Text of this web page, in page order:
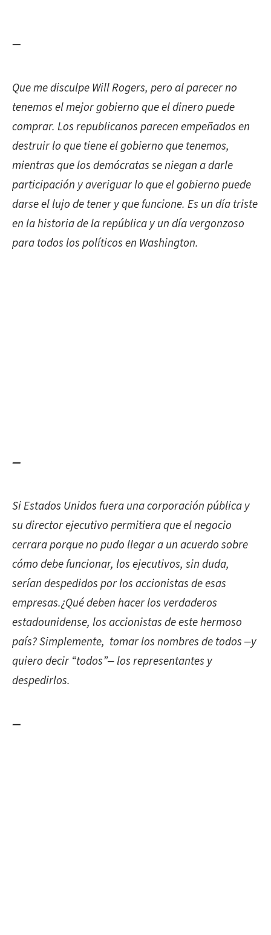
—
Que me disculpeWill Rogers, pero al parecer no
tenemos el mejor gobierno que el dinero puede
comprar. Los republicanos parecen empeñados en
destruir lo que tiene el gobierno que tenemos,
mientras que los demócratas se niegan a darle
participación y averiguar lo que el gobierno puede
darse el lujo de tener y que funcione. Es un día triste
en la historia de la república y un día vergonzoso
para todos los políticos en Washington.
—
SiEstados Unidos fuera una corporación pública y
su director ejecutivo permitiera que el negocio
cerrara porque no pudo llegar a un acuerdo sobre
cómo debe funcionar, los ejecutivos, sin duda,
serían despedidos por los accionistas de esas
empresas.¿Qué deben hacer los verdaderos
estadounidense, los accionistas de este hermoso
país? Simplemente, tomar los nombres de todos ‒y
quiero decir “todos”‒ los representantes y
despedirlos.
—